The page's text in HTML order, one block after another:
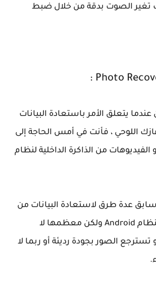
الصوت بدقة من خلال ضبط
يتعلق الأمر باستعادة البيانات
اللوحي ، فأنت في أمس الحاجة إلى
من الذاكرة الداخلية لنظام
عدة طرق لاستعادة البيانات من
الذاكرة الداخلية لنظام Android ولكن معظمها لا
الصور بجودة رديئة أو ربما لا